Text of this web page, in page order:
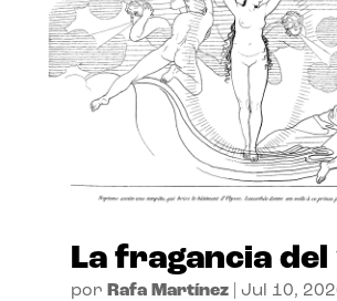
La fragancia del
por Rafa Martínez| Jul 10,